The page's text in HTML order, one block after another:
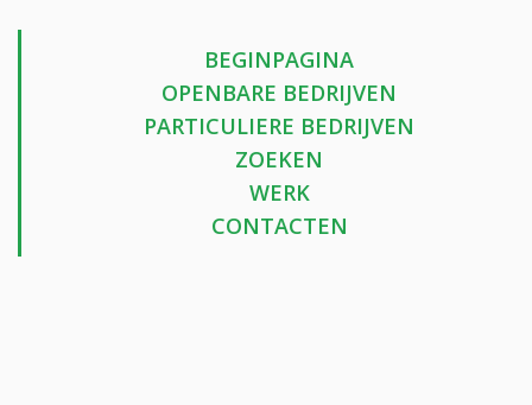
BEGINPAGINA
OPENBARE BEDRIJVEN
PARTICULIERE BEDRIJVEN
ZOEKEN
WERK
CONTACTEN